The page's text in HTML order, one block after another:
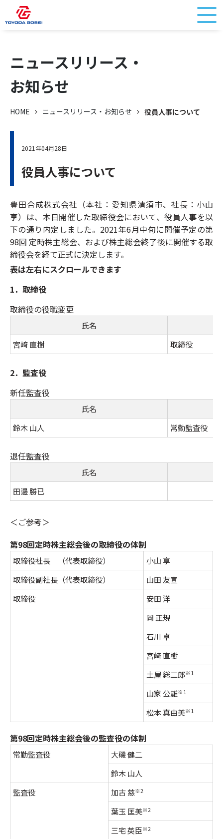
ニュースリリース・
お知らせ
HOME ニュースリリース・お知らせ 役員人事について
2021年04月28日
役員人事について
豊田合成株式会社（本社：愛知県清須市、社長：小山
享）は、本日開催した取締役会において、役員人事を以
下の通り内定しました。2021年6月中旬に開催予定の第
98回 定時株主総会、および株主総会終了後に開催する取
締役会を経て正式に決定します。
表は左右にスクロールできます
1．取締役
取締役の役職変更
氏名
宮﨑 直樹
取締役
2．監査役
新任監査役
氏名
鈴木 山人
常勤監査役
退任監査役
氏名
田邊 勝已
＜ご参考＞
第98回定時株主総会後の取締役の体制
取締役社長 （代表取締役）
小山 享
取締役副社長（代表取締役）
山田 友宣
取締役
安田 洋
岡 正規
石川 卓
宮﨑 直樹
土屋 総二郎※1
山家 公雄※1
松本 真由美※1
第98回定時株主総会後の監査役の体制
常勤監査役
大磯 健二
鈴木 山人
監査役
加古 慈※2
葉玉 匡美※2
三宅 英臣※2